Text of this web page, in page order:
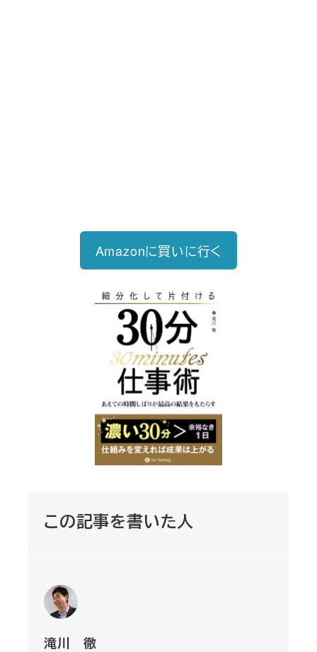
Amazonに買いに行く
この記事を書いた人
滝川 徹